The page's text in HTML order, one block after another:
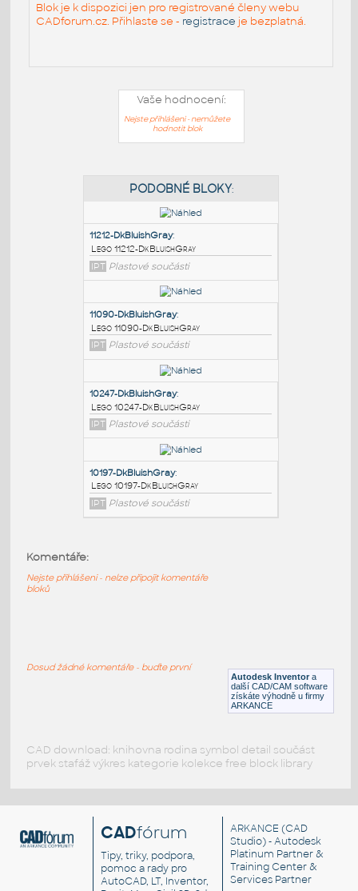
Blok je k dispozici jen pro registrované členy webu
CADforum.cz. Přihlaste se - registrace je bezplatná.
Vaše hodnocení:
Nejste přihlášeni - nemůžete
hodnotit blok
PODOBNÉ BLOKY
11212-DkBluishGray
Lego 11212-DkBluishGray
IPT Plastové součásti
11090-DkBluishGray:
Lego 11090-DkBluishGray
IPT Plastové součásti
Lego 10247-DkBluishGray
Lego 10197-DkBluishGray
Autodesk Inventor a
další CAD/CAM software
získáte výhodně u firmy
ARKANCE
Komentáře:
Nejste přihlášeni - nelze připojit komentáře
bloků
Dosud žádné komentáře - buďte první
CAD download: knihovna rodina symbol detail součást
prvek stafáž výkres kategorie kolekce free block library
CADfórum
Tipy, triky, podpora,
pomoc a rady pro
AutoCAD, LT, Inventor,
ARKANCE (CAD
Studio) - Autodesk
Platinum Partner &
Training Center &
Services Partner